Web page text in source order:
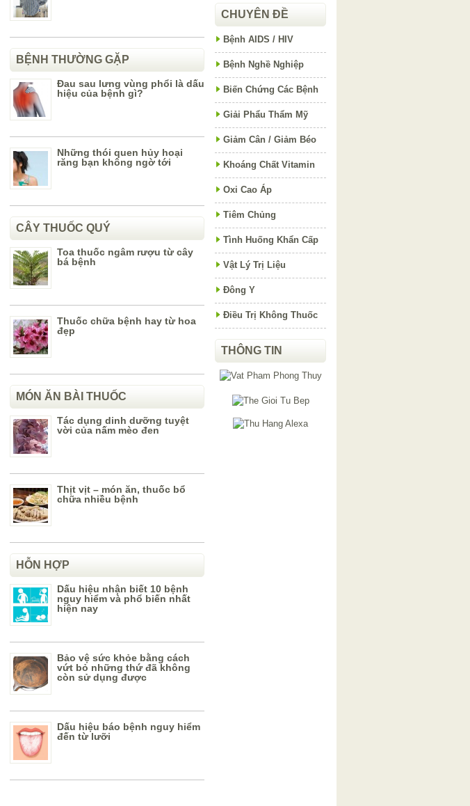
BỆNH THƯỜNG GẶP
Đau sau lưng vùng phổi là dấu
hiệu của bệnh gì?
Những thói quen hủy hoại
răng bạn không ngờ tới
CÂY THUỐC QUÝ
Toa thuốc ngâm rượu từ cây
bá bệnh
Thuốc chữa bệnh hay từ hoa
đẹp
MÓN ĂN BÀI THUỐC
Tác dụng dinh dưỡng tuyệt
vời của nấm mèo đen
Thịt vịt – món ăn, thuốc bổ
chữa nhiều bệnh
HỖN HỢP
Dấu hiệu nhận biết 10 bệnh
nguy hiểm và phổ biến nhất
hiện nay
Bảo vệ sức khỏe bằng cách
vứt bỏ những thứ đã không
còn sử dụng được
Dấu hiệu báo bệnh nguy hiểm
đến từ lưỡi
CHUYÊN ĐỀ
Bệnh AIDS / HIV
Bệnh Nghề Nghiệp
Biến Chứng Các Bệnh
Giải Phẩu Thẩm Mỹ
Giảm Cân / Giảm Béo
Khoáng Chất Vitamin
Oxi Cao Áp
Tiêm Chủng
Tình Huống Khẩn Cấp
Vật Lý Trị Liệu
Đông Y
Điều Trị Không Thuốc
THÔNG TIN